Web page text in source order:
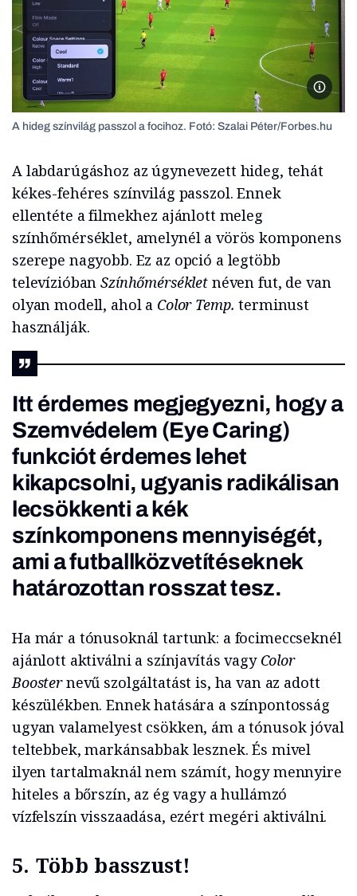
Szalai
A hideg színvilág passzol a focihoz. Fotó: Szalai Péter/Forbes.hu
A labdarúgáshoz az úgynevezett hideg, tehát
kékes-fehéres színvilág passzol. Ennek
ellentéte a filmekhez ajánlott meleg
színhőmérséklet, amelynél a vörös komponens
szerepe nagyobb. Ez az opció a legtöbb
televízióbanSzínhőmérsékletnéven fut, de van
olyan modell, ahol a Color Temp. terminust
használják.
Itt érdemes megjegyezni, hogy a
Szemvédelem (Eye Caring)
funkciót érdemes lehet
kikapcsolni, ugyanis radikálisan
lecsökkenti a kék
színkomponens mennyiségét,
ami a futballközvetítéseknek
határozottan rosszat tesz.
Ha már a tónusoknál tartunk: a focimeccseknél
ajánlott aktiválni a színjavítás vagy Color
Boosternevű szolgáltatást is, ha van az adott
készülékben. Ennek hatására a színpontosság
ugyan valamelyest csökken, ám a tónusok jóval
teltebbek, markánsabbak lesznek. És mivel
ilyen tartalmaknál nem számít, hogy mennyire
hiteles a bőrszín, az ég vagy a hullámzó
vízfelszín visszaadása, ezért megéri aktiválni.
5. Több basszust!